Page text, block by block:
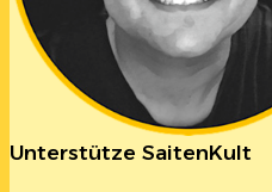
Unterstütze SaitenKult